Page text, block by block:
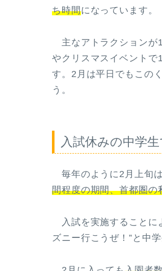
ち時間になっています。
主なアトラクションが
やクリスマスイベントで
す。2月は平日でもこの
う。
入試休みの中学
毎年のように2月上旬
間程度の期間、首都圏の
入試を実施することに
ズニー行こうぜ！”と中